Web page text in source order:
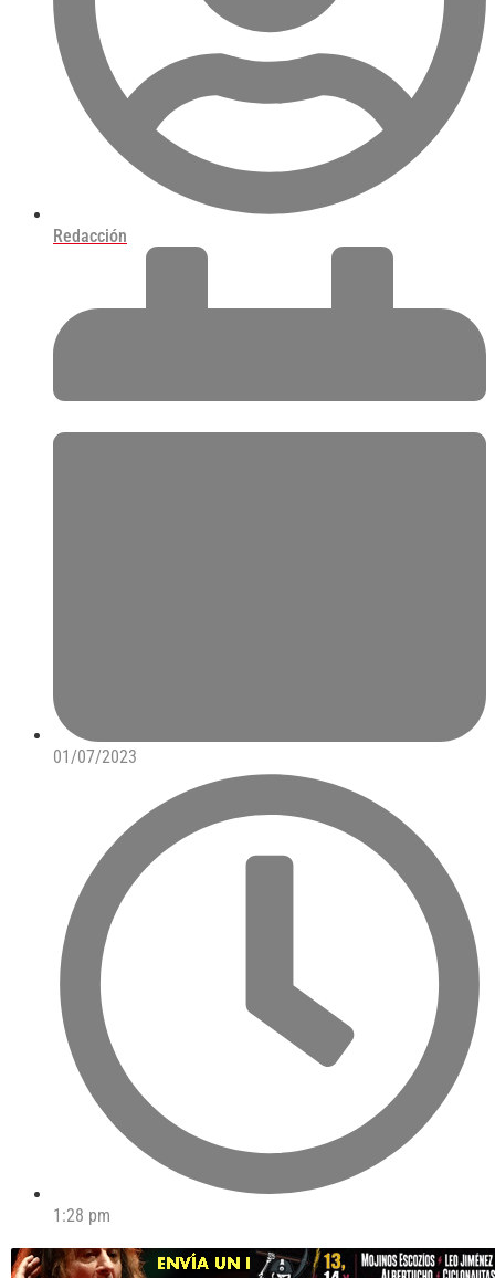
Redacción
01/07/2023
1:28 pm